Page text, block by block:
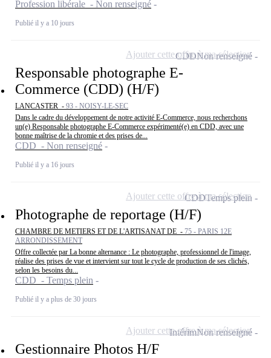
Profession libérale - Non renseigné
Publié il y a 10 jours
Responsable photographe E-
Commerce (CDD) (H/F)
LANCASTER - 93 - NOISY-LE-SEC
Dans le cadre du développement de notre activité E-Commerce, nous recherchons
un(e) Responsable photographe E-Commerce expérimenté(e) en CDD, avec une
bonne maîtrise de la chromie et des prises de...
CDD - Non renseigné
Publié il y a 16 jours
CDDNon renseigné
Ajouter cette offre à ma sélection
Photographe de reportage (H/F)
CHAMBRE DE METIERS ET DE L'ARTISANAT DE - 75 - PARIS 12E
ARRONDISSEMENT
Offre collectée par La bonne alternance : Le photographe, professionnel de l'image,
réalise des prises de vue et intervient sur tout le cycle de production de ses clichés,
selon les besoins du...
CDD - Temps plein
Publié il y a plus de 30 jours
CDDTemps plein
Ajouter cette offre à ma sélection
Gestionnaire Photos H/F
IntérimNon renseigné
Ajouter cette offre à ma sélection